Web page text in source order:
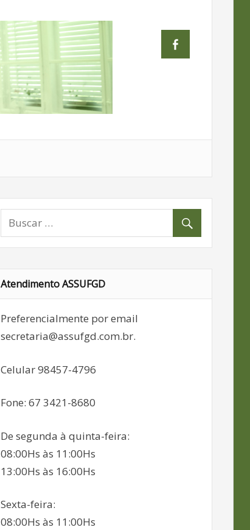
Atendimento ASSUFGD
Preferencialmente por email
secretaria@assufgd.com.br.
Celular 98457-4796
Fone: 67 3421-8680
De segunda à quinta-feira:
08:00Hs às 11:00Hs
13:00Hs às 16:00Hs
Sexta-feira:
08:00Hs às 11:00Hs